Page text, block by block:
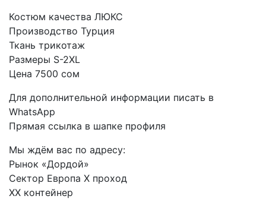
Костюм качества ЛЮКС
Производство Турция
Ткань трикотаж
Размеры S-2XL
Цена 7500 сом
Для дополнительной информации писать в
WhatsApp
Прямая ссылка в шапке профиля
Мы ждём вас по адресу:
Рынок «Дордой»
Сектор Европа X проход
XX контейнер